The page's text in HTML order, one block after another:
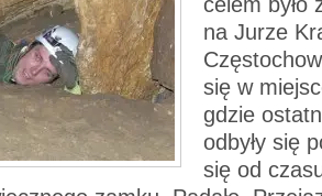
na Jurze
się w
gdzie
odbyły się
się od